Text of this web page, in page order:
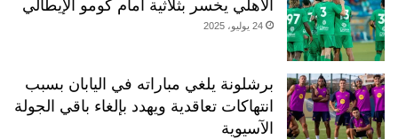
الأهلي يخسر بثلاثية أمام كومو الإيطالي
24 يوليو، 2025
برشلونة يلغي مباراته في اليابان بسبب
انتهاكات تعاقدية ويهدد بإلغاء باقي الجولة
الآسيوية